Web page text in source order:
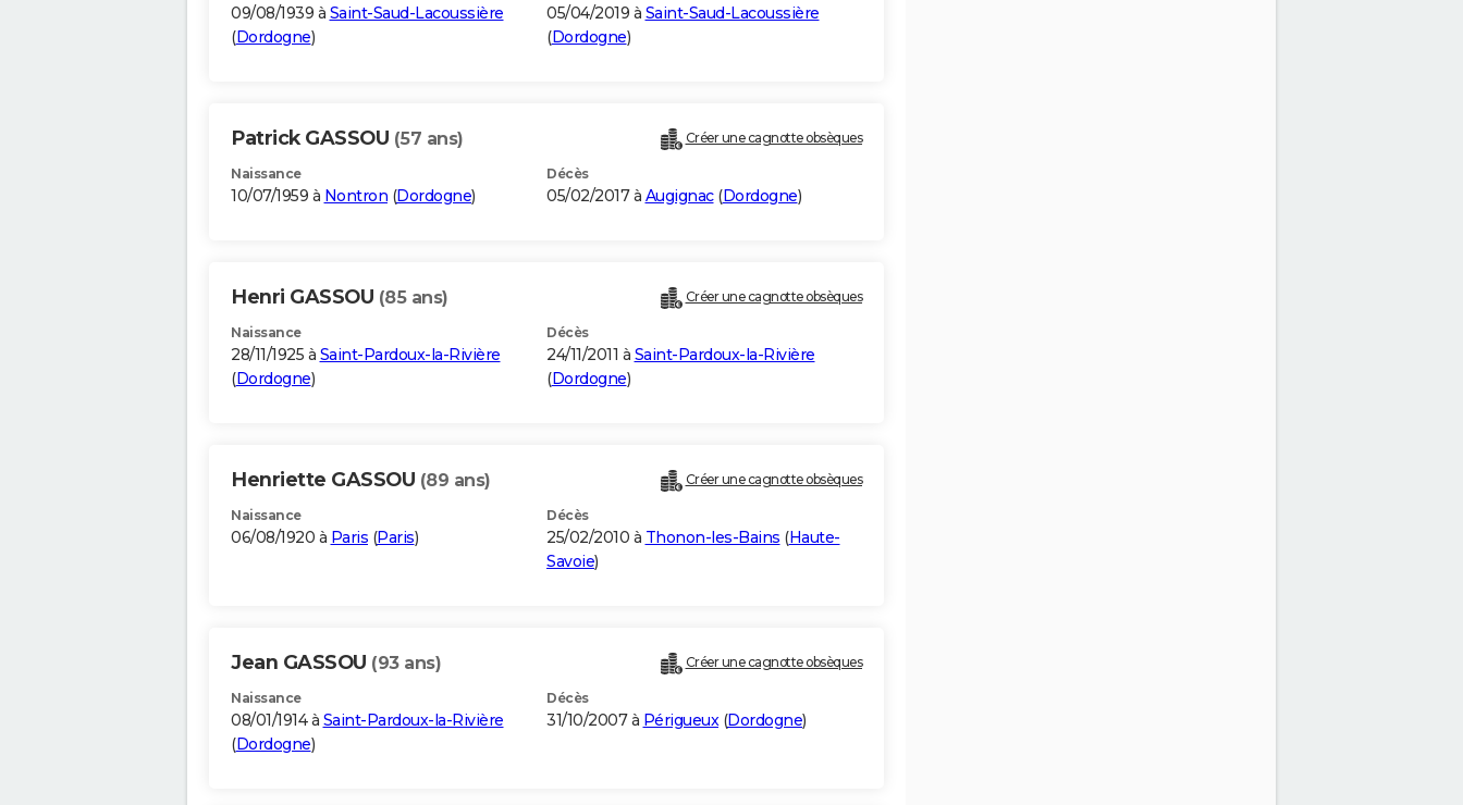
09/08/1939 à Saint-Saud-Lacoussière
(Dordogne)
05/04/2019 à Saint-Saud-Lacoussière
(Dordogne)
Patrick GASSOU (57 ans) Créer une cagnotte obsèques
Naissance
10/07/1959 à Nontron (Dordogne)
Décès
05/02/2017 à Augignac(Dordogne)
Henri GASSOU (85 ans) Créer une cagnotte obsèques
Naissance
28/11/1925 à Saint-Pardoux-la-Rivière
(Dordogne)
Décès
24/11/2011 à Saint-Pardoux-la-Rivière
(Dordogne)
Henriette GASSOU (89 ans) Créer une cagnotte obsèques
Naissance
06/08/1920 à Paris (Paris)
Décès
25/02/2010 à Thonon-les-Bains (Haute-
Savoie)
Jean GASSOU (93 ans) Créer une cagnotte obsèques
Naissance
08/01/1914 à Saint-Pardoux-la-Rivière
(Dordogne)
Décès
31/10/2007 à Périgueux(Dordogne)